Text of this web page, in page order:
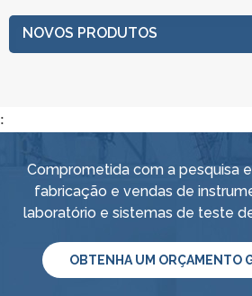
NOVOS PRODUTOS
:
Comprometida com a pesquisa
fabricação e vendas de
laboratório e sistemas de teste
OBTENHA UM ORÇAMENTO